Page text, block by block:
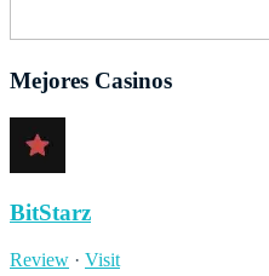
Mejores Casinos
BitStarz
Review · Visit